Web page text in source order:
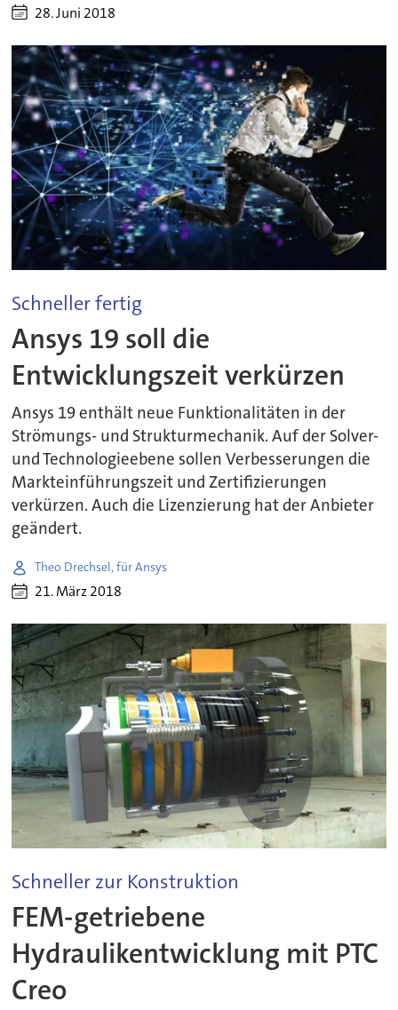
28. Juni 2018
Schneller fertig
Ansys 19 soll die
Entwicklungszeit verkürzen
Ansys 19 enthält neue Funktionalitäten in der
Strömungs- und Strukturmechanik. Auf der Solver-
und Technologieebene sollen Verbesserungen die
Markteinführungszeit und Zertifizierungen
verkürzen. Auch die Lizenzierung hat der Anbieter
geändert.
Theo Drechsel, für Ansys
21. März 2018
Schneller zur Konstruktion
FEM-getriebene
Hydraulikentwicklung mit PTC
Creo